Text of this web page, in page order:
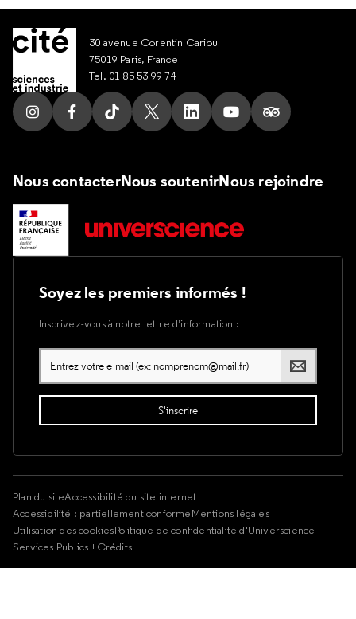
30 avenue Corentin Cariou
75019 Paris, France
Tel. 01 85 53 99 74
Suivez nous sur Instagram
Suivez nous sur Facebook
Suivez nous sur Tik Tok
Suivez nous sur X
Suivez nous sur LinkedIn
Suivez nous sur
Suivez nous
Nous contacterNous soutenirNous rejoindre
Soyez les premiers informés !
Inscrivez-vous à notre lettre d’information :
Plan du siteAccessibilité du site internet
Accessibilité : partiellement conformeMentions légales
Utilisation des cookiesPolitique de confidentialité d'Universcience
Services Publics +Crédits